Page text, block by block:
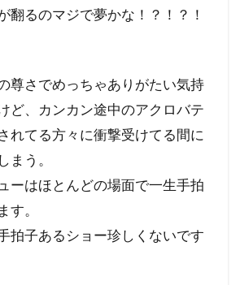
翻るのマジで夢かな！？！？！
尊さでめっちゃありがたい気持
ど、カンカン途中のアクロバテ
れてる方々に衝撃受けてる間に
まう。
ーはほとんどの場面で一生手拍
す。
拍子あるショー珍しくないです